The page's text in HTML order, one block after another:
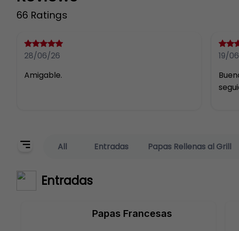
66 Ratings
28/06/26
Amigable.
19/
All Entradas Papas Rellenas al Grill
Entradas
Papas Francesas